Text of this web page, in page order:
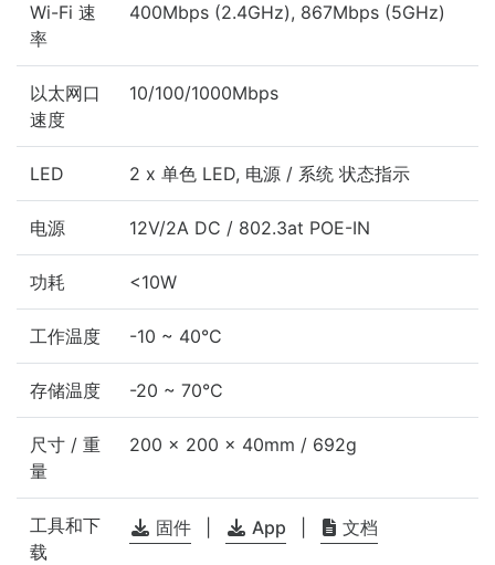
Wi-Fi 速
率
400Mbps (2.4GHz), 867Mbps (5GHz)
以太网口
速度
10/100/1000Mbps
LED 2 x 单色 LED, 电源 / 系统 状态指示
电源 12V/2A DC / 802.3at POE-IN
功耗 <10W
工作温度 -10 ~ 40°C
存储温度 -20 ~ 70°C
尺寸 / 重
量
200 x 200 x 40mm / 692g
工具和下
载
固件 App 文档